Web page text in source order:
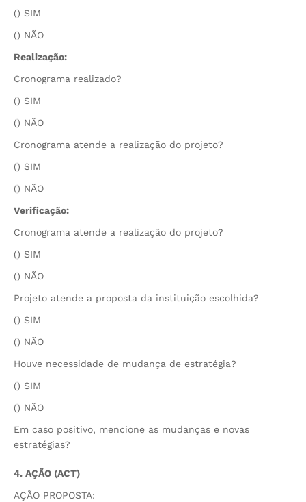
() SIM
() NÃO
Realização:
Cronograma realizado?
() SIM
() NÃO
Cronograma atende a realização do projeto?
() SIM
() NÃO
Verificação:
Cronograma atende a realização do projeto?
() SIM
() NÃO
Projeto atende a proposta da instituição escolhida?
() SIM
() NÃO
Houve necessidade de mudança de estratégia?
() SIM
() NÃO
Em caso positivo, mencione as mudanças e novas
estratégias?
4. AÇÃO (ACT)
AÇÃO PROPOSTA: